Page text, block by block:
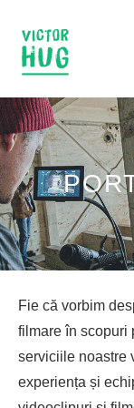
conținut
Fie că vorbim
filmare în scopuri
serviciile noastre
experiența și